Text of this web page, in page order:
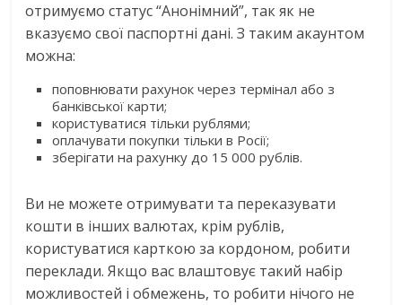
отримуємо статус “Анонімний”, так як не
вказуємо свої паспортні дані. З таким акаунтом
можна:
поповнювати рахунок через термінал або з
банківської карти;
користуватися тільки рублями;
оплачувати покупки тільки в Росії;
зберігати на рахунку до 15 000 рублів.
Ви не можете отримувати та переказувати
кошти в інших валютах, крім рублів,
користуватися карткою за кордоном, робити
переклади. Якщо вас влаштовує такий набір
можливостей і обмежень, то робити нічого не